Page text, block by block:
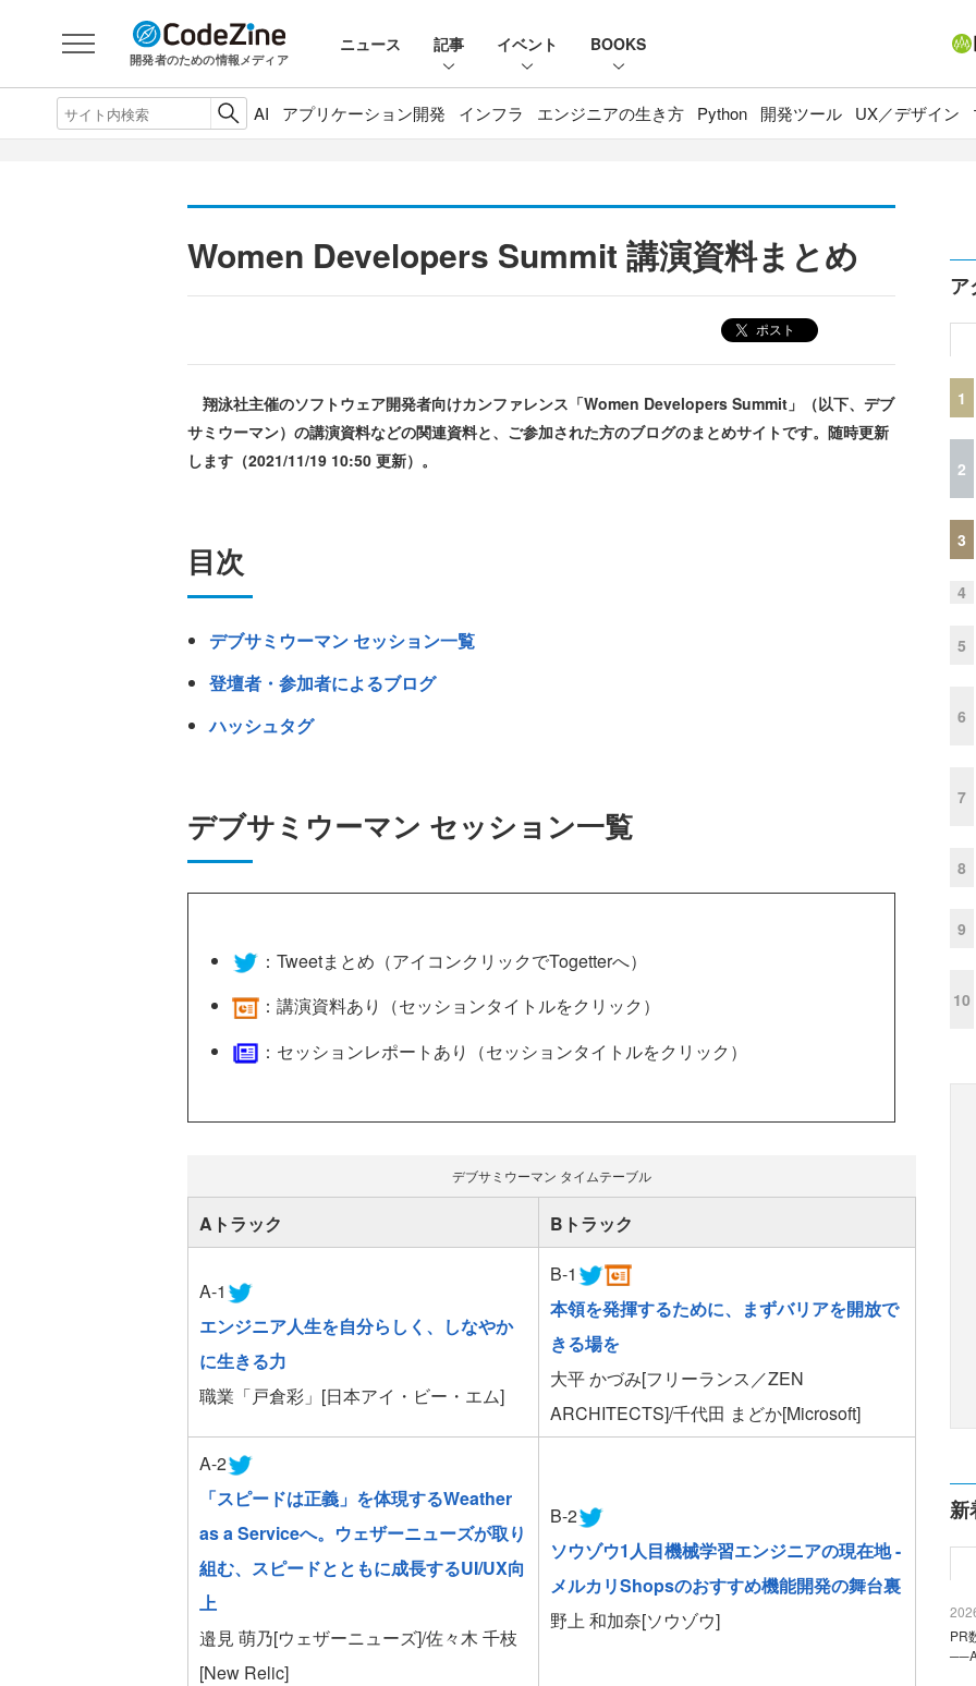
開発者のための情報メディア
ニュース 記事 イベント BOOKS
AI アプリケーション開発 インフラ エンジニアの生き方 Python 開発ツール UX／デザイン
Women Developers Summit 講演資料まとめ
ポスト
翔泳社主催のソフトウェア開発者向けカンファレンス「Women Developers Summit」（以下、デブ
サミウーマン）の講演資料などの関連資料と、ご参加された方のブログのまとめサイトです。随時更新
します（2021/11/19 10:50 更新）。
目次
デブサミウーマン セッション一覧
登壇者・参加者によるブログ
ハッシュタグ
デブサミウーマン セッション一覧
：Tweetまとめ（アイコンクリックでTogetterへ）
：講演資料あり（セッションタイトルをクリック）
：セッションレポートあり（セッションタイトルをクリック）
デブサミウーマン タイムテーブル
Aトラック Bトラック
A-1
エンジニア人生を自分らしく、しなやか
に生きる力
職業「戸倉彩」[日本アイ・ビー・エム]
B-1
本領を発揮するために、まずバリアを開放で
きる場を
大平 かづみ[フリーランス／ZEN
ARCHITECTS]/千代田 まどか[Microsoft]
A-2
「スピードは正義」を体現するWeather
as a Serviceへ。ウェザーニューズが取り
組む、スピードとともに成長するUI/UX向
上
邉見 萌乃[ウェザーニューズ]/佐々木 千枝
[New Relic]
B-2
ソウゾウ1人目機械学習エンジニアの現在地 -
メルカリShopsのおすすめ機能開発の舞台裏
野上 和加奈[ソウゾウ]
ア
1
2
3
4
5
6
7
8
9
10
新
PR